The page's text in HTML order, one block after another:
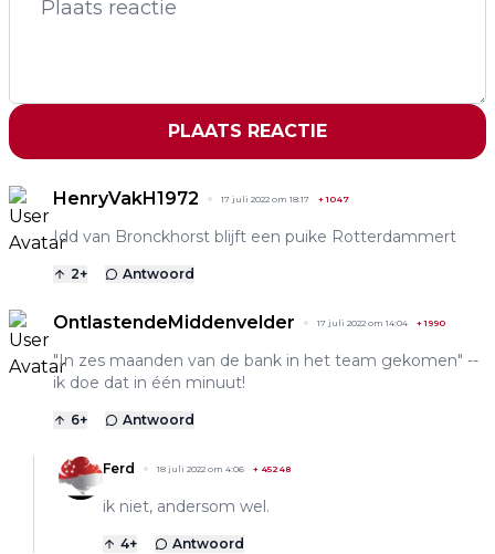
PLAATS REACTIE
HenryVakH1972 17 juli 2022 om 18:17 +1047
Idd van Bronckhorst blijft een puike Rotterdammert
2+ Antwoord
OntlastendeMiddenvelder 17 juli 2022 om 14:04 +1990
"In zes maanden van de bank in het team gekomen" --
ik doe dat in één minuut!
6+ Antwoord
Ferd 18 juli 2022 om 4:06 + 45248
ik niet, andersom wel.
4+ Antwoord